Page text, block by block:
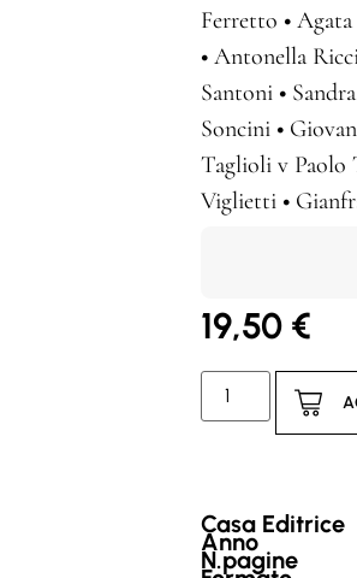
Ferretto • Agata
• Antonella
Santoni •
Soncini •
Taglioli v Paolo
Viglietti •
19,50 €
Casa Editrice
Anno
N.pagine